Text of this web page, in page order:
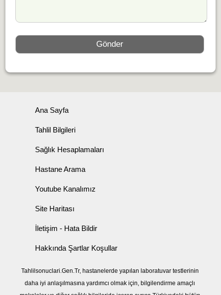
Ana Sayfa
Tahlil Bilgileri
Sağlık Hesaplamaları
Hastane Arama
Youtube Kanalımız
Site Haritası
İletişim - Hata Bildir
Hakkında Şartlar Koşullar
Tahlilsonuclari.Gen.Tr, hastanelerde yapılan laboratuvar testlerinin
daha iyi anlaşılmasına yardımcı olmak için, bilgilendirme amaçlı